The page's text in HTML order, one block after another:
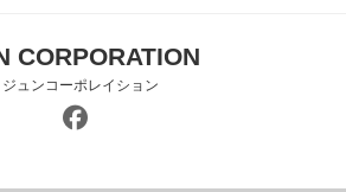
CORPORATION
ジュンコーポレイション